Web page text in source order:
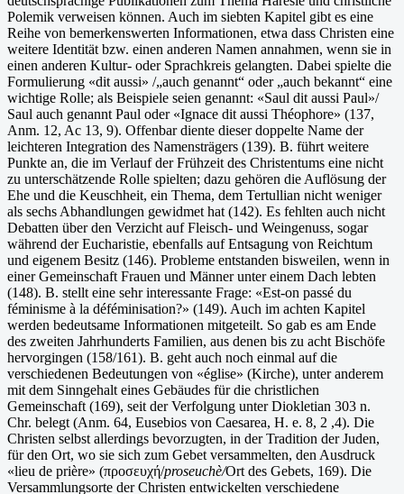
Polemik verweisen können. Auch im siebten Kapitel gibt es eine
Reihe von bemerkenswerten Informationen, etwa dass Christen eine
weitere Identität bzw. einen anderen Namen annahmen, wenn sie in
einen anderen Kultur- oder Sprachkreis gelangten. Dabei spielte die
Formulierung «dit aussi» /„auch genannt“ oder „auch bekannt“ eine
wichtige Rolle; als Beispiele seien genannt: «Saul dit aussi Paul»/
Saul auch genannt Paul oder «Ignace dit aussi Théophore» (137,
Anm. 12, Ac 13, 9). Offenbar diente dieser doppelte Name der
leichteren Integration des Namensträgers (139). B. führt weitere
Punkte an, die im Verlauf der Frühzeit des Christentums eine nicht
zu unterschätzende Rolle spielten; dazu gehören die Auflösung der
Ehe und die Keuschheit, ein Thema, dem Tertullian nicht weniger
als sechs Abhandlungen gewidmet hat (142). Es fehlten auch nicht
Debatten über den Verzicht auf Fleisch- und Weingenuss, sogar
während der Eucharistie, ebenfalls auf Entsagung von Reichtum
und eigenem Besitz (146). Probleme entstanden bisweilen, wenn in
einer Gemeinschaft Frauen und Männer unter einem Dach lebten
(148). B. stellt eine sehr interessante Frage: «Est-on passé du
féminisme à la déféminisation?» (149). Auch im achten Kapitel
werden bedeutsame Informationen mitgeteilt. So gab es am Ende
des zweiten Jahrhunderts Familien, aus denen bis zu acht Bischöfe
hervorgingen (158/161). B. geht auch noch einmal auf die
verschiedenen Bedeutungen von «église» (Kirche), unter anderem
mit dem Sinngehalt eines Gebäudes für die christlichen
Gemeinschaft (169), seit der Verfolgung unter Diokletian 303 n.
Chr. belegt (Anm. 64, Eusebios von Caesarea, H. e. 8, 2 ,4). Die
Christen selbst allerdings bevorzugten, in der Tradition der Juden,
für den Ort, wo sie sich zum Gebet versammelten, den Ausdruck
«lieu de prière» (προσευχή/proseuchè/Ort des Gebets, 169). Die
Versammlungsorte der Christen entwickelten verschiedene